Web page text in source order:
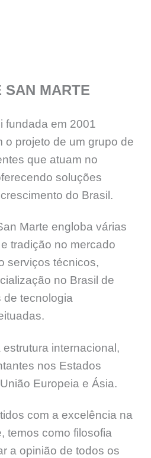
SAN MARTE
fundada em 2001
o projeto de um grupo de
que atuam no
soluções
do Brasil.
Marte engloba várias
tradição no mercado
serviços técnicos,
no Brasil de
de tecnologia
internacional,
nos Estados
Europeia e Ásia.
com a excelência na
temos como filosofia
a opinião de todos os